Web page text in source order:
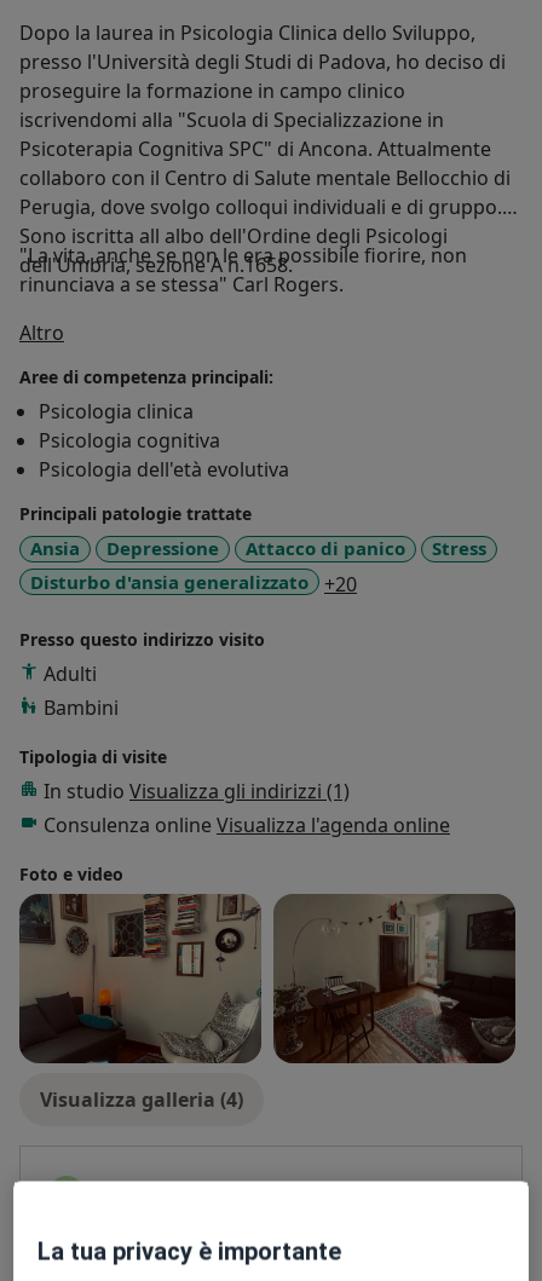
Dopo la laurea in Psicologia Clinica dello Sviluppo,
presso l'Università degli Studi di Padova, ho deciso di
proseguire la formazione in campo clinico
iscrivendomi alla "Scuola di Specializzazione in
Psicoterapia Cognitiva SPC" di Ancona. Attualmente
collaboro con il Centro di Salute mentale Bellocchio di
Perugia, dove svolgo colloqui individuali e di gruppo.
Sono iscritta all albo dell'Ordine degli Psicologi
dell'Umbria, sezione A n.1658.
"La vita, anche se non le era possibile fiorire, non
rinunciava a se stessa" Carl Rogers.
Altro
Aree di competenza principali:
Psicologia clinica
Psicologia cognitiva
Psicologia dell'età evolutiva
Principali patologie trattate
Ansia Depressione Attacco di panico
Stress
Disturbo d'ansia generalizzato
+20
Presso questo indirizzo visito
Adulti
Bambini
Tipologia di visite
In studio Visualizza gli indirizzi (1)
Consulenza online Visualizza l'agenda online
Foto e video
Visualizza galleria (4)
Pagamento online accettato
La tua privacy è importante